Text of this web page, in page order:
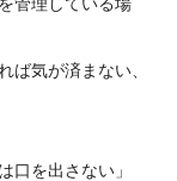
ば気が済まない、
口を出さない」